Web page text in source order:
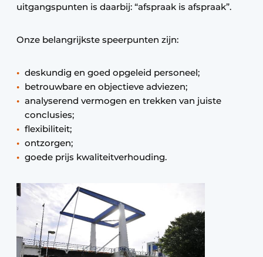
uitgangspunten is daarbij: “afspraak is afspraak”.
Onze belangrijkste speerpunten zijn:
deskundig en goed opgeleid personeel;
betrouwbare en objectieve adviezen;
analyserend vermogen en trekken van juiste
conclusies;
flexibiliteit;
ontzorgen;
goede prijs kwaliteitverhouding.